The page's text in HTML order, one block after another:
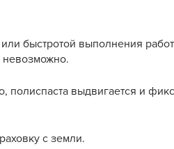
быстротой выполнения
невозможно.
полиспаста выдвигается и
с земли.